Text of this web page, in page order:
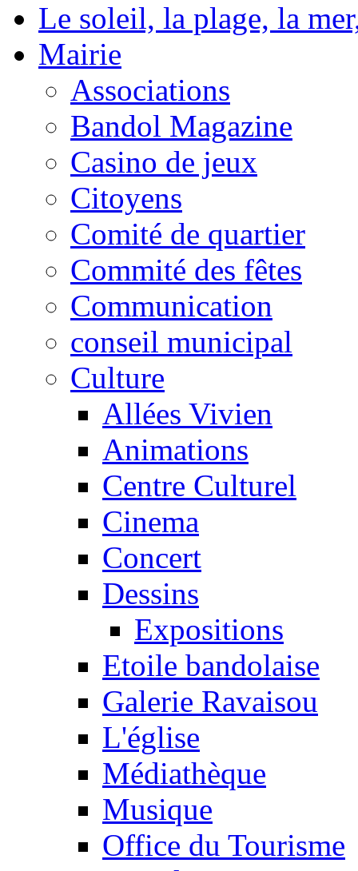
Le soleil, la plage, la
Mairie
Associations
Bandol Magazine
Casino de jeux
Citoyens
Comité de quartier
Commité des fêtes
Communication
conseil municipal
Culture
Allées Vivien
Animations
Centre Culturel
Cinema
Concert
Dessins
Expositions
Etoile bandolaise
Galerie Ravaisou
L'église
Médiathèque
Musique
Office du Tourisme